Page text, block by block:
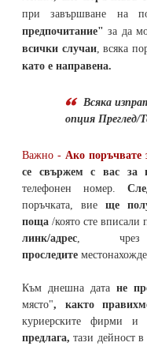
при завършване на
предпочитание" за да
всички случаи, всяка
като е направена.
Всяка
опция Преглед/
Важно - Ако поръчвате
се свържем с вас за
телефонен номер.
поръчката, вие ще
поща /която сте
линк/адрес,
проследите
Към днешна дата не
място", както
куриерските фирми и
предлага, тази дейност